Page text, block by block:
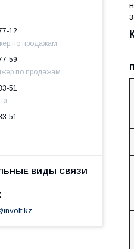
12
по продажам
59
по продажам
51
51